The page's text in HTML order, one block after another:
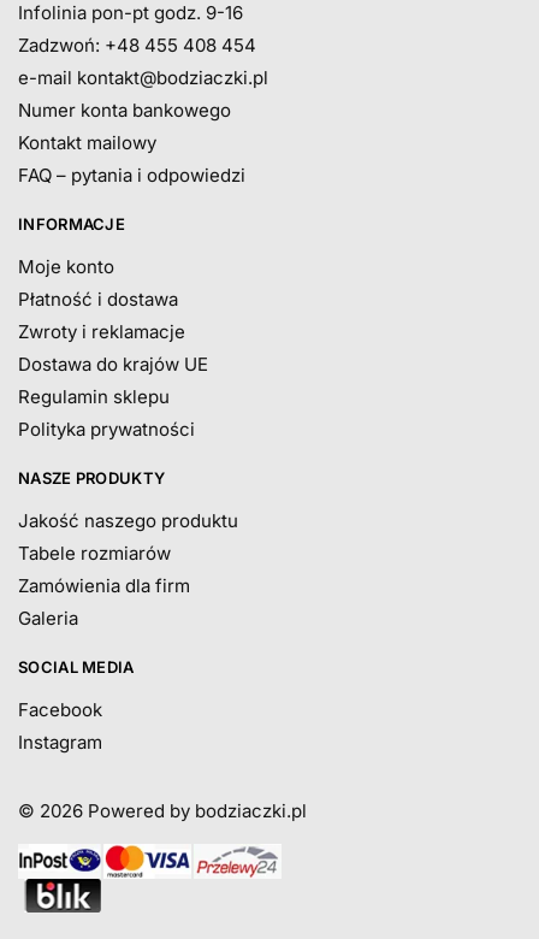
Infolinia pon-pt godz. 9-16
Zadzwoń: +48 455 408 454
e-mail kontakt@bodziaczki.pl
Numer konta bankowego
Kontakt mailowy
FAQ – pytania i odpowiedzi
INFORMACJE
Moje konto
Płatność i dostawa
Zwroty i reklamacje
Dostawa do krajów UE
Regulamin sklepu
Polityka prywatności
NASZE PRODUKTY
Jakość naszego produktu
Tabele rozmiarów
Zamówienia dla firm
Galeria
SOCIAL MEDIA
Facebook
Instagram
© 2026 Powered by bodziaczki.pl